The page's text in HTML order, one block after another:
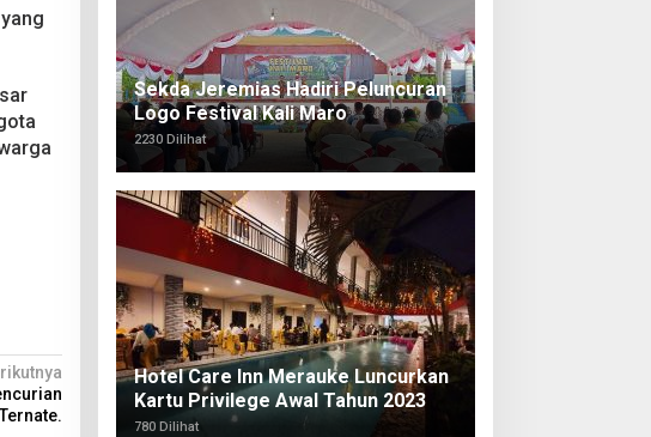
Sekda Jeremias Hadiri Peluncuran
Logo Festival Kali Maro
2230 Dilihat
Hotel Care Inn Merauke Luncurkan
Kartu Privilege Awal Tahun 2023
780 Dilihat